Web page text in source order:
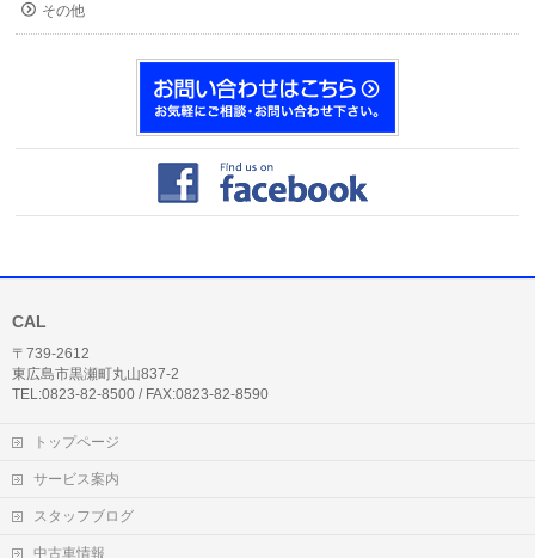
その他
CAL
〒739-2612
東広島市黒瀬町丸山837-2
TEL:0823-82-8500 / FAX:0823-82-8590
トップページ
サービス案内
スタッフブログ
中古車情報